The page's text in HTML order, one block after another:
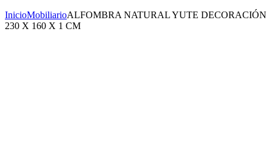
InicioMobiliarioALFOMBRA NATURAL YUTE DECORACIÓN
230 X 160 X 1 CM